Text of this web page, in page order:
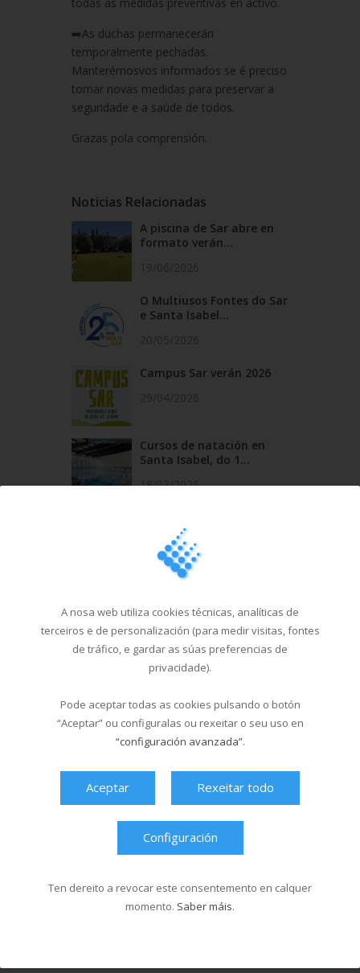
➡️As duchas permanecerán
temporalmente pechadas.
Manterémosvos informados se é preciso
tomar novas medidas para preservar a
seguridade e a saúde de todos.
Grazas pola comprensión.
Noticias Relacionadas
A piscina de Sar abre en
formato verán...
O Multiusos Fontes do Sar
e Santa Isabel...
Campus Sar verán 2026
Cursos de natación en
Santa Isabel, do 1...
18/03/2026
Ver máis videos
A nosa web utiliza cookies técnicas, analíticas de
terceiros e de personalización (para medir visitas, fontes
de tráfico, e gardar as súas preferencias de
privacidade).
Pode aceptar todas as cookies pulsando o botón
“Aceptar” ou configuralas ou rexeitar o seu uso en
“configuración avanzada”.
Aceptar Rexeitar todo
Configuración
Ten dereito a revocar este consentemento en calquer
momento. Saber máis.